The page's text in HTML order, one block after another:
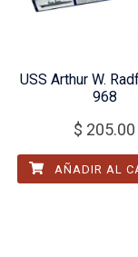
USS Arthur W.
968
$ 205.00
AÑADIR AL